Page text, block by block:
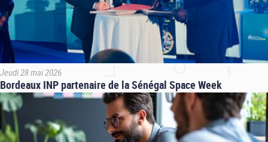
Jeudi 28 mai 2026
Bordeaux INP partenaire de la Sénégal Space Week